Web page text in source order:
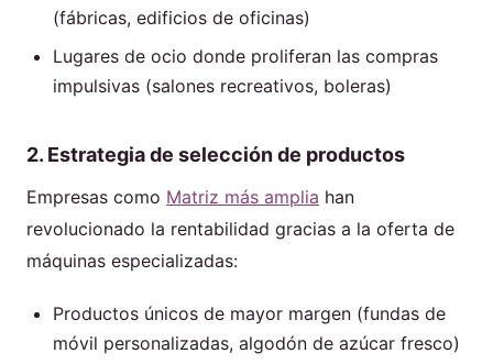
(fábricas, edificios de oficinas)
Lugares de ocio donde proliferan las compras
impulsivas (salones recreativos, boleras)
2. Estrategia de selección de productos
Empresas como Matriz más amplia han
revolucionado la rentabilidad gracias a la oferta de
máquinas especializadas:
Productos únicos de mayor margen (fundas de
móvil personalizadas, algodón de azúcar fresco)